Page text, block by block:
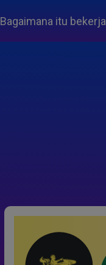
Bagaimana itu bekerja